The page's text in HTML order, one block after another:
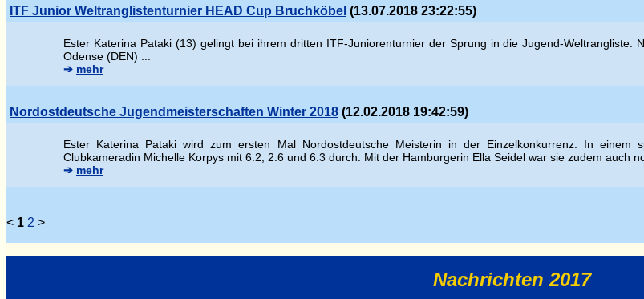
ITF Junior Weltranglistenturnier HEAD Cup Bruchköbel (13.07.2018 23:22:55)
Ester Katerina Pataki (13) gelingt bei ihrem dritten ITF-Juniorenturnier der Sprung in die Jugend-
Odense (DEN) ...
➔ mehr
Nordostdeutsche Jugendmeisterschaften Winter 2018 (12.02.2018 19:42:59)
Ester Katerina Pataki wird zum ersten Mal Nordostdeutsche Meisterin in der Einzelkonkurrenz. In
Clubkameradin Michelle Korpys mit 6:2, 2:6 und 6:3 durch. Mit der Hamburgerin Ella Seidel war sie zudem auch
➔ mehr
< 1 2 >
Nachrichten 2017